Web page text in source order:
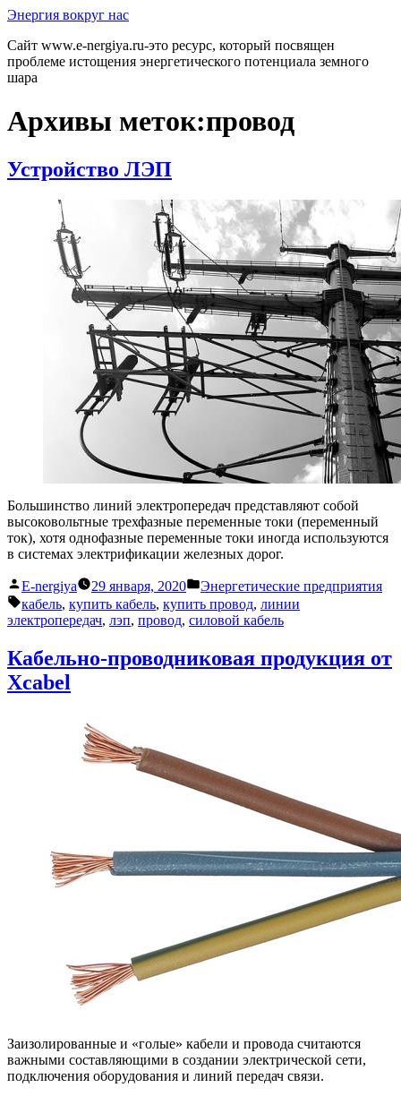
Перейти
содержимому
Энергия вокруг нас
Сайт www.e-nergiya.ru-это ресурс, который посвящен
проблеме истощения энергетического потенциала земного
шара
Архивы меток:провод
Устройство ЛЭП
Большинство линий электропередач представляют собой
высоковольтные трехфазные переменные токи (переменный
ток), хотя однофазные переменные токи иногда используются
в системах электрификации железных дорог.
Написано
автором
E-nergiya 29 января, 2020
Написано
в
Энергетические предприятия
Метки:
кабель, купить кабель, купить провод, линии
электропередач, лэп, провод, силовой кабель
Кабельно-проводниковая продукция от
Xcabel
Заизолированные и «голые» кабели и провода считаются
важными составляющими в создании электрической сети,
подключения оборудования и линий передач связи.